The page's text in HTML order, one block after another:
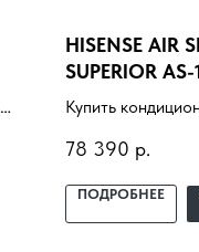
HISENSE AIR
SUPERIOR
Купить
10UW4RXVQF00
ключ. Подбор
78 390 р.
ПОДРОБНЕЕ